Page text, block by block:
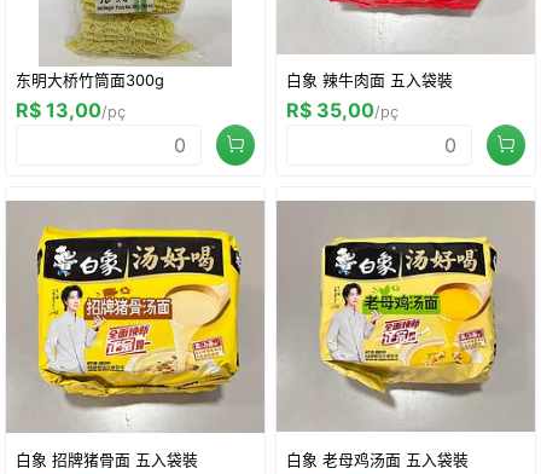
东明大桥竹筒面300g
R$ 13,00/pç
白象 辣牛肉面 五入袋裝
R$ 35,00/pç
白象 招牌猪骨面 五入袋裝 白象 老母鸡汤面 五入袋裝